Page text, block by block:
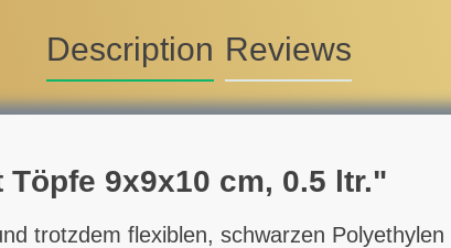
Description Reviews
9x9x10 cm, 0.5 ltr."
trotzdem flexiblen, schwarzen